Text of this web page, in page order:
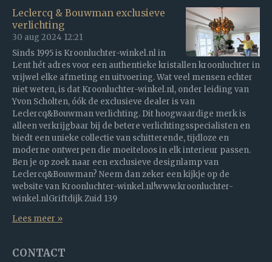
Leclercq & Bouwman exclusieve
verlichting
30 aug 2024 12:21
Sinds 1995 is Kroonluchter-winkel.nl in
Lent hét adres voor een authentieke kristallen kroonluchter in
vrijwel elke afmeting en uitvoering. Wat veel mensen echter
niet weten, is dat Kroonluchter-winkel.nl, onder leiding van
Yvon Scholten, óók de exclusieve dealer is van
Leclercq&Bouwman verlichting. Dit hoogwaardige merk is
alleen verkrijgbaar bij de betere verlichtingsspecialisten en
biedt een unieke collectie van schitterende, tijdloze en
moderne ontwerpen die moeiteloos in elk interieur passen.
Ben je op zoek naar een exclusieve designlamp van
Leclercq&Bouwman? Neem dan zeker een kijkje op de
website van Kroonluchter-winkel.nl!www.kroonluchter-
winkel.nlGriftdijk Zuid 139
Lees meer »
CONTACT